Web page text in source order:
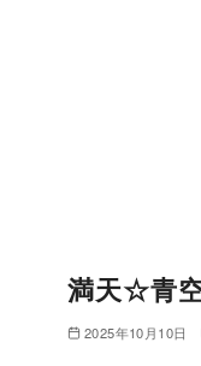
満天☆青
2025年10月10日